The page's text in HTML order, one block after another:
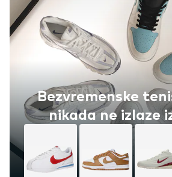
Bezvremenske
nikada ne izlaze